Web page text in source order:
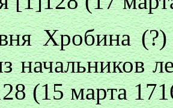
Хробина
начальников
(15 марта